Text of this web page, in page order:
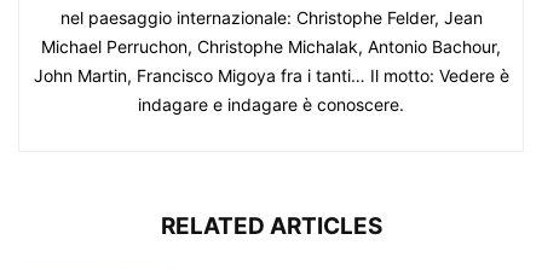
nel paesaggio internazionale: Christophe Felder, Jean
Michael Perruchon, Christophe Michalak, Antonio Bachour,
John Martin, Francisco Migoya fra i tanti… Il motto: Vedere è
indagare e indagare è conoscere.
RELATED ARTICLES